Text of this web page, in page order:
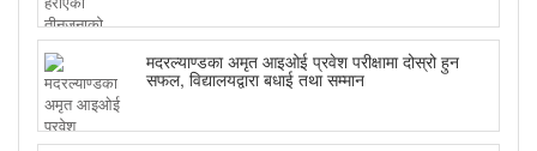
मदरल्याण्डका अमृत आइओई प्रवेश परीक्षामा दोस्रो हुन
सफल, विद्यालयद्वारा बधाई तथा सम्मान